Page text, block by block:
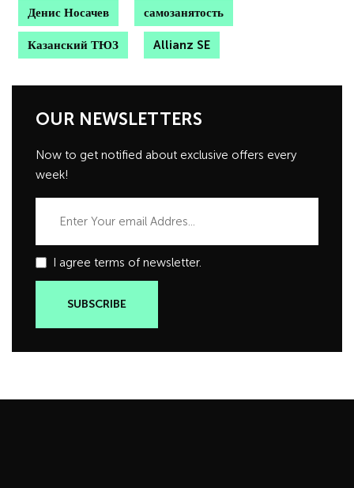
Денис Носачев самозанятость
Казанский ТЮЗ Allianz SE
OUR NEWSLETTERS
Now to get notified about exclusive offers every
week!
I agree terms of newsletter.